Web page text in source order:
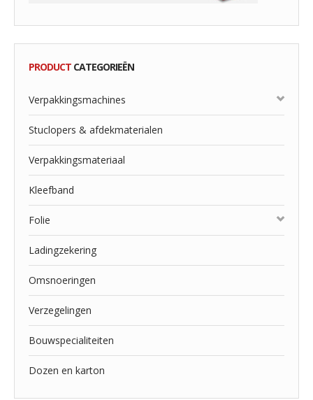
PRODUCT CATEGORIEËN
Verpakkingsmachines
Stuclopers & afdekmaterialen
Verpakkingsmateriaal
Kleefband
Folie
Ladingzekering
Omsnoeringen
Verzegelingen
Bouwspecialiteiten
Dozen en karton